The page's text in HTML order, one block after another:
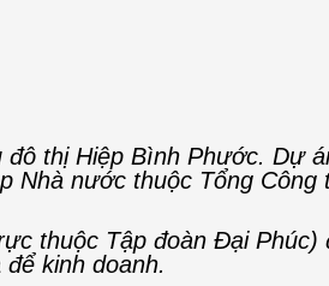
thị Hiệp Bình Phước. Dự
Nhà nước thuộc Tổng
thuộc Tập đoàn Đại
kinh doanh.